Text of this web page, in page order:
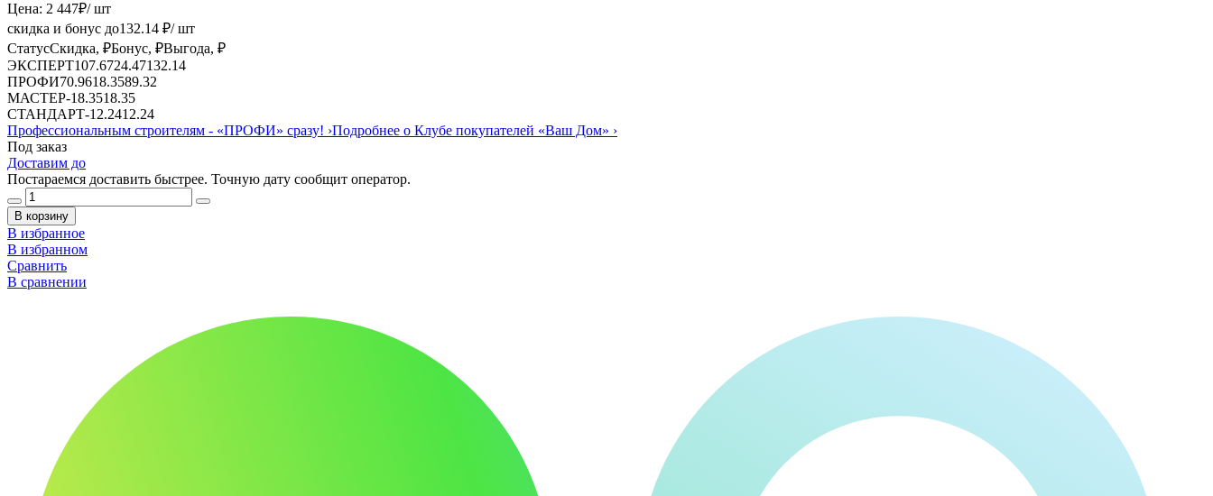
Цена: 2 447₽/ шт
скидка и бонус до132.14 ₽/ шт
СтатусСкидка, ₽Бонус, ₽Выгода, ₽
ЭКСПЕРТ107.6724.47132.14
ПРОФИ70.9618.3589.32
МАСТЕР-18.3518.35
СТАНДАРТ-12.2412.24
Профессиональным строителям - «ПРОФИ» сразу! ›Подробнее о Клубе покупателей «Ваш Дом» ›
Под заказ
Доставим до
Постараемся доставить быстрее. Точную дату сообщит оператор.
В корзину
В избранное
В избранном
Сравнить
В сравнении